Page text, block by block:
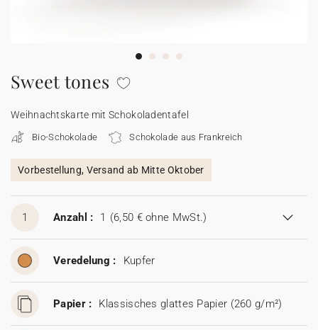
Aufkleber
Sweet tones
Weihnachtskarte mit Schokoladentafel
Bio-Schokolade Schokolade aus Frankreich
Vorbestellung, Versand ab Mitte Oktober
1 Anzahl : 1 (6,50 € ohne MwSt.)
Veredelung : Kupfer
Papier : Klassisches glattes Papier (260 g/m²)